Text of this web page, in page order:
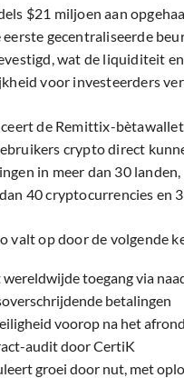
$21 miljoen aan
gecentraliseerde
wat de liquiditeit
voor investeerders
de Remittix-bètawallet
crypto direct
in meer dan 30
40 cryptocurrencies en
valt op door de volgende
wereldwijde toegang via
betalingen
voorop na het
audit door CertiK
groei door nut, met